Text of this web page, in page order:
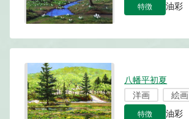
特徴 油彩
八幡平初夏
洋画
絵画
特徴 油彩